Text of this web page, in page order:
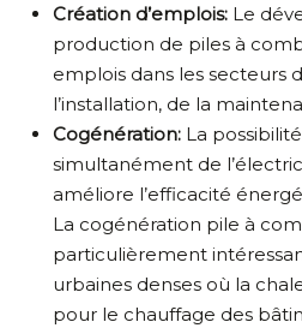
Création d’emplois: Le
production de piles à
emplois dans les secteurs
l’installation, de la
Cogénération: La
simultanément de
améliore l’efficacité
La cogénération pile à
particulièrement
urbaines denses où la
pour le chauffage des